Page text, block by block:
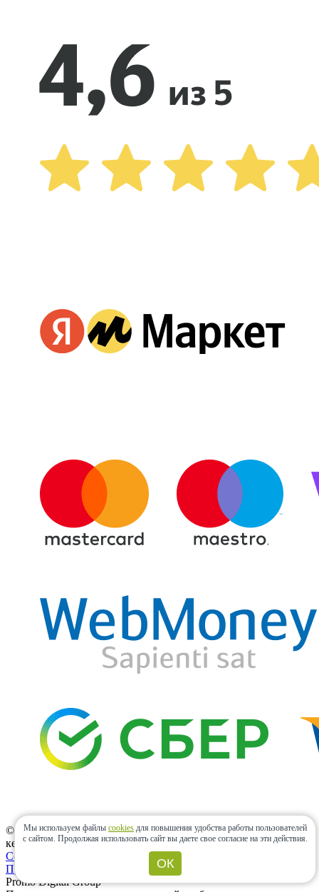
© «Центр Керамики» 2011–2026 — интернет-магазин
керамической плитки. Все права защищены.
Создание сайта — Web‑Industry Group
Продвижение сайта
Promo Digital Group
Мы используем файлы cookies для повышения удобства работы пользователей
с сайтом. Продолжая использовать сайт вы даете свое согласие на эти действия.
ОК